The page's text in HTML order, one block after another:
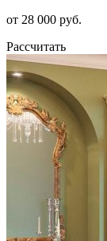
от 28 000 руб.
Рассчитать